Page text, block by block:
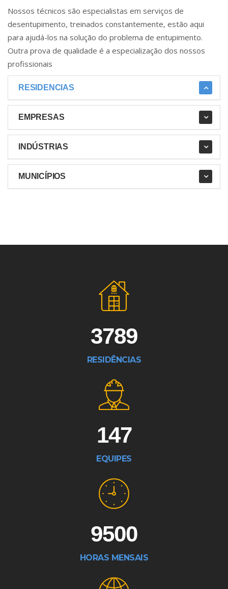
Nossos técnicos são especialistas em serviços de
desentupimento, treinados constantemente, estão aqui
para ajudá-los na solução do problema de entupimento.
Outra prova de qualidade é a especialização dos nossos
profissionais
RESIDENCIAS
EMPRESAS
INDÚSTRIAS
MUNICÍPIOS
3789
RESIDÊNCIAS
147
EQUIPES
9500
HORAS MENSAIS